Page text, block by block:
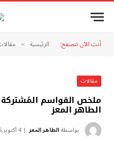
أنت الآن تتصفح: الرئيسية »
مقالات
ملخص القواسم المُشتركة
الطاهر المعز
بواسطةالطاهر المعز 4 أكتوبر,2025